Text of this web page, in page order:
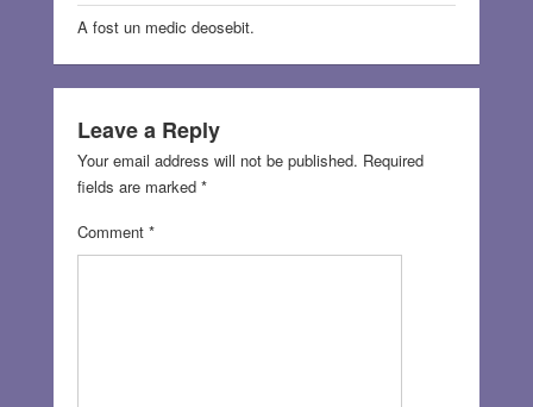
A fost un medic deosebit.
Leave a Reply
Your email address will not be published. Required
fields are marked *
Comment *